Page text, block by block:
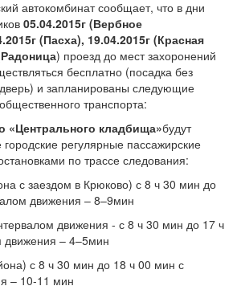
автокомбинат сообщает, что в дни
05.04.2015г (Вербное
(Пасха), 19.04.2015г (Красная
) проезд до мест захоронений
бесплатно (посадка без
и запланированы следующие
транспорта:
«Центрального кладбища»будут
регулярные пассажирские
по трассе следования:
с заездом в Крюково) с 8 ч 30 мин до
движения – 8–9мин
движения - с 8 ч 30 мин до 17 ч
движения – 4–5мин
с 8 ч 30 мин до 18 ч 00 мин с
– 10-11 мин